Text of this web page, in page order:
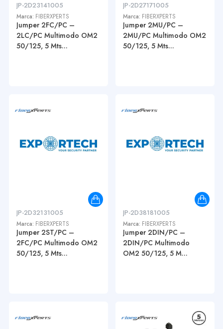
JP-2D23141005
Marca: FIBERXPERTS
Jumper 2FC/PC –
2LC/PC Multimodo OM2
50/125, 5 Mts...
JP-2D27171005
Marca: FIBERXPERTS
Jumper 2MU/PC –
2MU/PC Multimodo OM2
50/125, 5 Mts...
JP-2D32131005
Marca: FIBERXPERTS
Jumper 2ST/PC –
2FC/PC Multimodo OM2
50/125, 5 Mts...
JP-2D38181005
Marca: FIBERXPERTS
Jumper 2DIN/PC –
2DIN/PC Multimodo
OM2 50/125, 5 M...